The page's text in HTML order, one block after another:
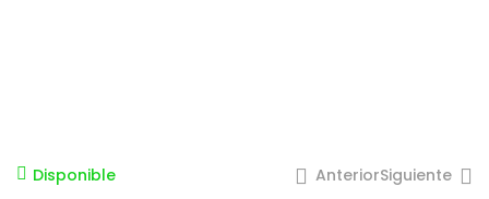
Disponible AnteriorSiguiente